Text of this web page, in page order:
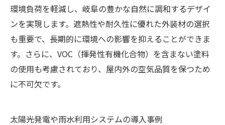
環境負荷を軽減し、岐阜の豊かな自然に調和するデザイ
ンを実現します。遮熱性や耐久性に優れた外装材の選択
も重要で、長期的に環境への影響を抑えることができま
す。さらに、VOC（揮発性有機化合物）を含まない塗料
の使用も考慮されており、屋内外の空気品質を保つため
に不可欠です。
太陽光発電や雨水利用システムの導入事例